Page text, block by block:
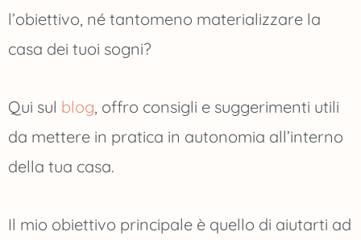
l’obiettivo, né tantomeno materializzare la
casa dei tuoi sogni?
Qui sul blog, offro consigli e suggerimenti utili
da mettere in pratica in autonomia all’interno
della tua casa.
Il mio obiettivo principale è quello di aiutarti ad